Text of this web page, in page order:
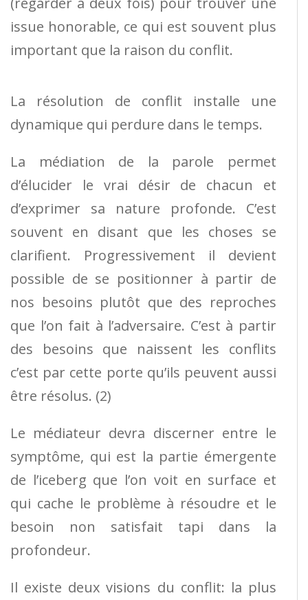
issue honorable, ce qui est souvent plus
important que la raison du conflit.
La résolution de conflit installe une
dynamique qui perdure dans le temps.
La médiation de la parole permet
d’élucider le vrai désir de chacun et
d’exprimer sa nature profonde. C’est
souvent en disant que les choses se
clarifient. Progressivement il devient
possible de se positionner à partir de
nos besoins plutôt que des reproches
que l’on fait à l’adversaire. C’est à partir
des besoins que naissent les conflits
c’est par cette porte qu’ils peuvent aussi
être résolus. (2)
Le médiateur devra discerner entre le
symptôme, qui est la partie émergente
de l’iceberg que l’on voit en surface et
qui cache le problème à résoudre et le
besoin non satisfait tapi dans la
profondeur.
Il existe deux visions du conflit: la plus